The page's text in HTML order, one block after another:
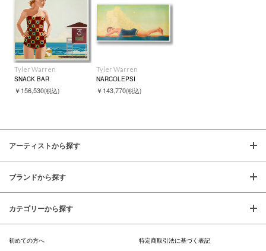
Tyler Warren
SNACK BAR
￥156,530(税込)
Tyler Warren
NARCOLEPSI
￥143,770(税込)
アーティストから探す
ブランドから探す
カテゴリーから探す
初めての方へ 特定商取引法に基づく表記